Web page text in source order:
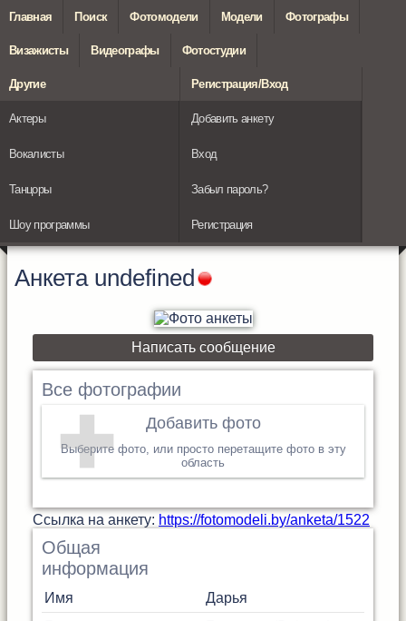
Главная Поиск Фотомодели Модели Фотографы
Визажисты Видеографы Фотостудии
Другие
Актеры
Вокалисты
Танцоры
Шоу программы
Регистрация/Вход
Добавить анкету
Вход
Забыл пароль?
Регистрация
Анкета undefined
Написать сообщение
Все фотографии
Добавить фото
Выберите фото, или просто перетащите фото в эту
область
Cсылка на анкету: https://fotomodeli.by/anketa/1522
Общая
информация
Имя
Дарья